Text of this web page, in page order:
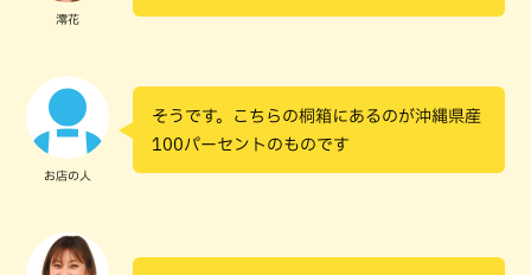
澪花
お店の人
そうです。こちらの桐箱にあるのが沖縄県産
100パーセントのものです